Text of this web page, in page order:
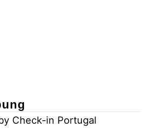
Check-in Portugal